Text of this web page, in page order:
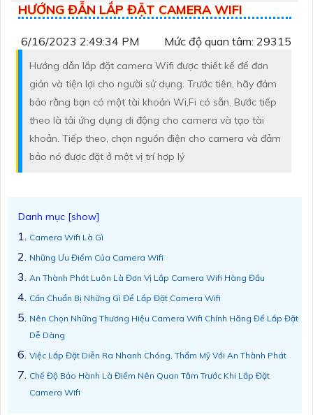
HƯỚNG ĐẪN LẮP ĐẶT CAMERA WIFI
6/16/2023 2:49:34 PM Mức độ quan tâm: 29315
Hướng dẫn lắp đặt camera Wifi được thiết kế để đơn
giản và tiện lợi cho người sử dụng. Trước tiên, hãy đảm
bảo rằng bạn có một tài khoản Wi,Fi có sẵn. Bước tiếp
theo là tải ứng dụng di động cho camera và tạo tài
khoản. Tiếp theo, chọn nguồn điện cho camera và đảm
bảo nó được đặt ở một vị trí hợp lý
Camera Wifi Là Gì
Những Ưu Điểm Của Camera Wifi
An Thành Phát Luôn Là Đơn Vị Lắp Camera Wifi Hàng Đầu
Cần Chuẩn Bị Những Gì Để Lắp Đặt Camera Wifi
Nên Chọn Những Thương Hiệu Camera Wifi Chính Hãng Để Lắp Đặt
Dễ Dàng
Việc Lắp Đặt Diễn Ra Nhanh Chóng, Thẩm Mỹ Với An Thành Phát
Chế Độ Bảo Hành Là Điểm Nên Quan Tâm Trước Khi Lắp Đặt
Camera Wifi